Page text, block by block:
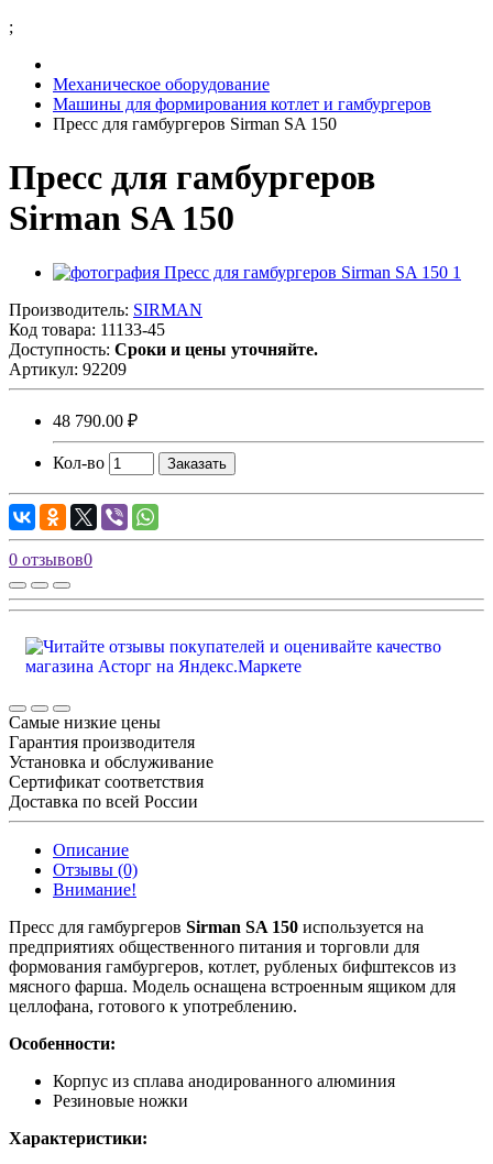
;
Механическое оборудование
Машины для формирования котлет и гамбургеров
Пресс для гамбургеров Sirman SA 150
Пресс для гамбургеров
Sirman SA 150
Производитель: SIRMAN
Код товара: 11133-45
Доступность: Сроки и цены уточняйте.
Артикул: 92209
48 790.00 ₽
Кол-во Заказать
0 отзывов0
Самые низкие цены
Гарантия производителя
Установка и обслуживание
Сертификат соответствия
Доставка по всей России
Описание
Отзывы (0)
Внимание!
Пресс для гамбургеров Sirman SA 150 используется на
предприятиях общественного питания и торговли для
формования гамбургеров, котлет, рубленых бифштексов из
мясного фарша. Модель оснащена встроенным ящиком для
целлофана, готового к употреблению.
Особенности:
Корпус из сплава анодированного алюминия
Резиновые ножки
Характеристики: